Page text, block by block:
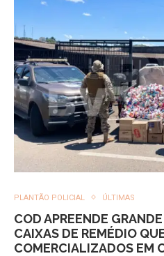
PLANTÃO POLICIAL ÚLTIMAS
COD APREENDE
CAIXAS DE REMÉDIO
COMERCIALIZADOS EM